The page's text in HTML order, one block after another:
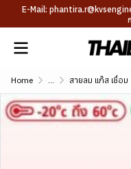
E-Mail:
Home ... สายลม แก๊ส เชื่อม